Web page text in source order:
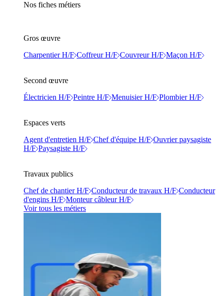
Nos fiches métiers
Gros œuvre
Charpentier H/F Coffreur H/F Couvreur H/F Maçon H/F
Second œuvre
Électricien H/F Peintre H/F Menuisier H/F Plombier H/F
Espaces verts
Agent d'entretien H/F Chef d'équipe H/F Ouvrier paysagiste
H/F Paysagiste H/F
Travaux publics
Chef de chantier H/F Conducteur de travaux H/F Conducteur
d'engins H/F Monteur câbleur H/F
Voir tous les métiers